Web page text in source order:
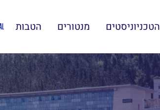
הטכניוניסטים מנטורים הטבות